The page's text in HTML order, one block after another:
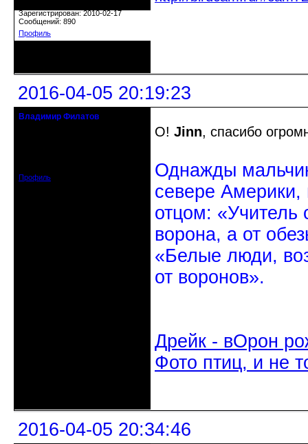
Зарегистрирован: 2010-02-17
Сообщений: 890
Профиль
2016-04-05 20:19:23
Владимир Филатов
Профиль
О! Jinn, спасибо
Однажды
севере
отцом: «Учитель
ворона, а от
«Белые люди,
от воронов».
Дрейк - вОрон
Фото птиц, и не
2016-04-05 20:34:46